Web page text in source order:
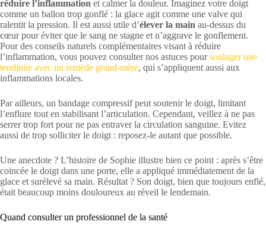
réduire l’inflammation et calmer la douleur. Imaginez votre doigt
comme un ballon trop gonflé : la glace agit comme une valve qui
ralentit la pression. Il est aussi utile d’élever la main au-dessus du
cœur pour éviter que le sang ne stagne et n’aggrave le gonflement.
Pour des conseils naturels complémentaires visant à réduire
l’inflammation, vous pouvez consulter nos astuces poursoulager une
tendinite avec un remède grand-mère, qui s’appliquent aussi aux
inflammations locales.
Par ailleurs, un bandage compressif peut soutenir le doigt, limitant
l’enflure tout en stabilisant l’articulation. Cependant, veillez à ne pas
serrer trop fort pour ne pas entraver la circulation sanguine. Evitez
aussi de trop solliciter le doigt : reposez-le autant que possible.
Une anecdote ? L’histoire de Sophie illustre bien ce point : après s’être
coincée le doigt dans une porte, elle a appliqué immédiatement de la
glace et surélevé sa main. Résultat ? Son doigt, bien que toujours enflé,
était beaucoup moins douloureux au réveil le lendemain.
Quand consulter un professionnel de la santé